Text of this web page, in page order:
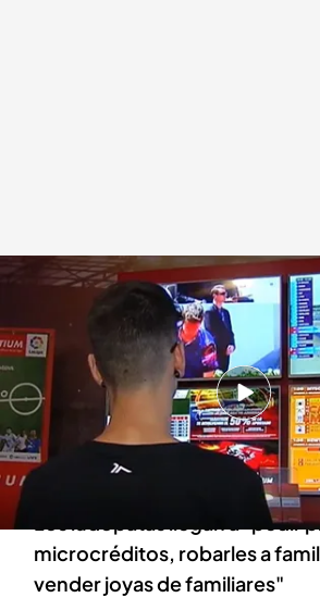
El problema de la ludopatía en España .IMAGEN:
Redacción digital Noticias Cuatro
Marta Aguirregomezcorta Europa
17 FEB 2025 - 17:00h.
Se estima que un 1’4% de la
presenta una actitud
juego
Los ludópatas llegan a "pedir
microcréditos, robarles a
vender joyas de familiares"